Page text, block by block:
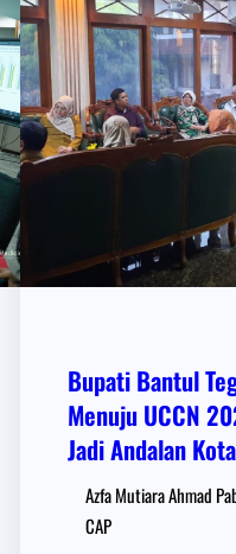
Bupati Bantul
Menuju UCCN
Jadi Andalan
Azfa Mutiara Ahmad
CAP